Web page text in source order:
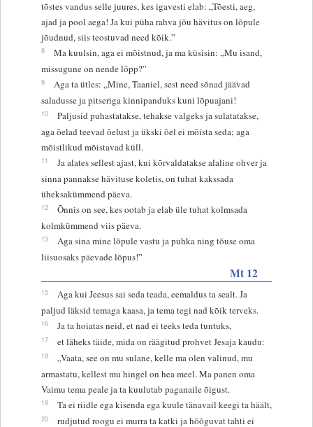
tõstes vandus selle juures, kes igavesti elab: „Tõesti, aeg,
ajad ja pool aega! Ja kui püha rahva jõu hävitus on lõpule
jõudnud, siis teostuvad need kõik.”
8
Ma kuulsin, aga ei mõistnud, ja ma küsisin: „Mu isand,
missugune on nende lõpp?”
9
Aga ta ütles: „Mine, Taaniel, sest need sõnad jäävad
saladusse ja pitseriga kinnipanduks kuni lõpuajani!
10
Paljusid puhastatakse, tehakse valgeks ja sulatatakse,
aga õelad teevad õelust ja ükski õel ei mõista seda; aga
mõistlikud mõistavad küll.
11
Ja alates sellest ajast, kui kõrvaldatakse alaline ohver ja
sinna pannakse hävituse koletis, on tuhat kakssada
üheksakümmend päeva.
12
Õnnis on see, kes ootab ja elab üle tuhat kolmsada
kolmkümmend viis päeva.
13
Aga sina mine lõpule vastu ja puhka ning tõuse oma
liisuosaks päevade lõpus!”
Mt 12
15
Aga kui Jeesus sai seda teada, eemaldus ta sealt. Ja
paljud läksid temaga kaasa, ja tema tegi nad kõik terveks.
16 Ja ta hoiatas neid, et nad ei teeks teda tuntuks,
17 et läheks täide, mida on räägitud prohvet Jesaja kaudu:
18
„Vaata, see on mu sulane, kelle ma olen valinud, mu
armastatu, kellest mu hingel on hea meel. Ma panen oma
Vaimu tema peale ja ta kuulutab paganaile õigust.
19 Ta ei riidle ega kisenda ega kuule tänavail keegi ta häält,
20 rudjutud roogu ei murra ta katki ja hõõguvat tahti ei